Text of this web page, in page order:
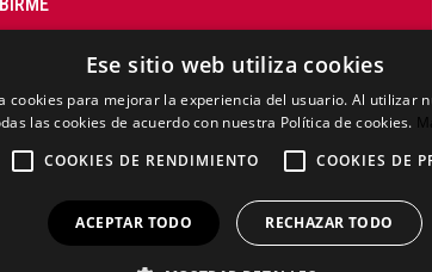
Política de privacidad
Ese sitio web utiliza cookies
cookies para mejorar la experiencia del usuario. Al utilizar
las cookies de acuerdo con nuestra Política de cookies.
COOKIES DE RENDIMIENTO COOKIES DE
ACEPTAR TODO RECHAZAR TODO